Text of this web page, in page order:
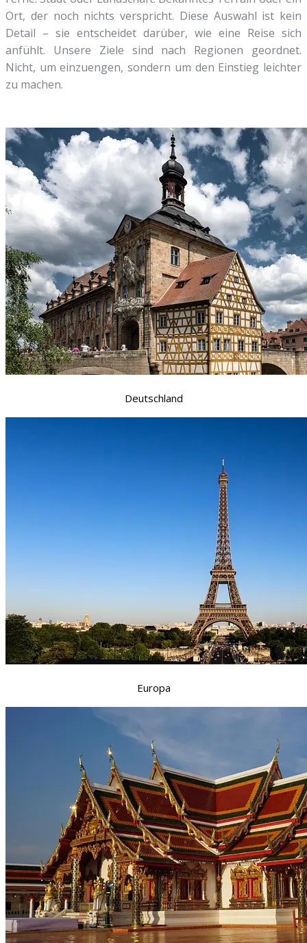
Ort, der noch nichts verspricht. Diese Auswahl ist kein
Detail – sie entscheidet darüber, wie eine Reise sich
anfühlt. Unsere Ziele sind nach Regionen geordnet.
Nicht, um einzuengen, sondern um den Einstieg leichter
zu machen.
Deutschland
Europa